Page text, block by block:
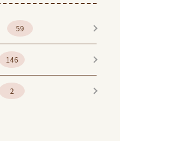
59
146
2